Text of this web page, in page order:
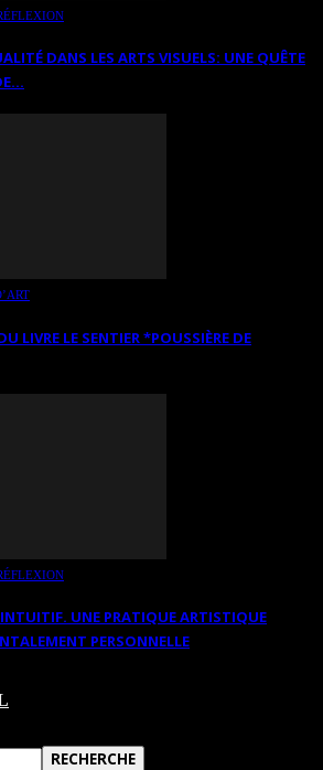
DANS LES ARTS VISUELS: UNE QUÊTE
LIVRE LE SENTIER *POUSSIÈRE DE
INTUITIF. UNE PRATIQUE ARTISTIQUE
PERSONNELLE